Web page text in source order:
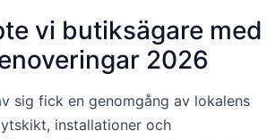
vi butiksägare med
2026
sig fick en genomgång av lokalens
installationer och